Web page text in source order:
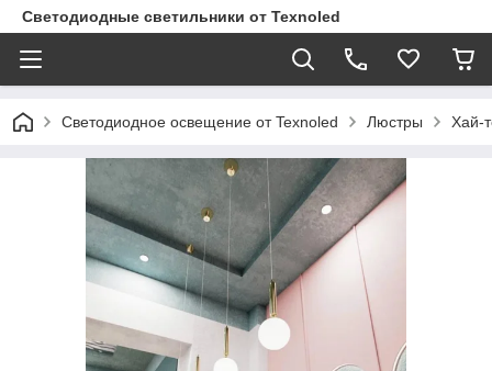
Светодиодные светильники от Texnoled
Светодиодное освещение от Texnoled Люстры Хай-